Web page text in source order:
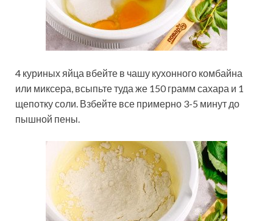
4 куриных яйца вбейте в чашу кухонного комбайна
или миксера, всыпьте туда же 150 грамм сахара и 1
щепотку соли. Взбейте все примерно 3-5 минут до
пышной пены.